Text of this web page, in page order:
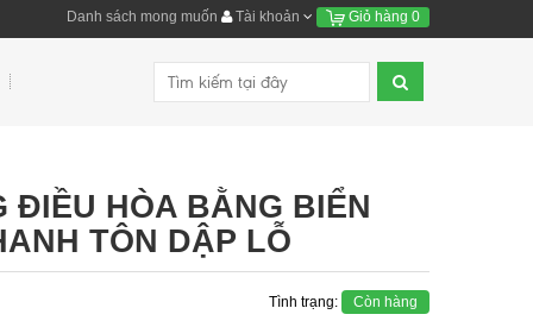
Danh sách mong muốn Tài khoản Giỏ hàng 0
ĐIỀU HÒA BẰNG BIỂN
TÔN DẬP LỖ
Tình trạng: Còn hàng